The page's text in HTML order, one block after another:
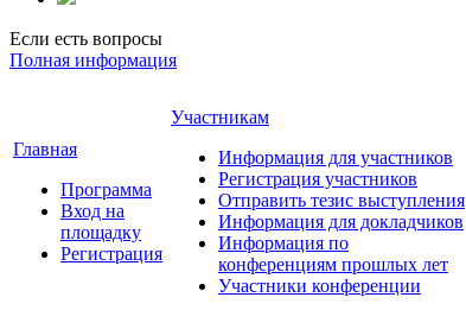
Если есть вопросы
Полная информация
Главная
Программа
Вход на
площадку
Регистрация
Участникам
Информация для участников
Регистрация участников
Отправить тезис выступления
Информация для докладчиков
Информация по
конференциям прошлых лет
Участники конференции